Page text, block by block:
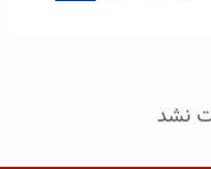
نشد